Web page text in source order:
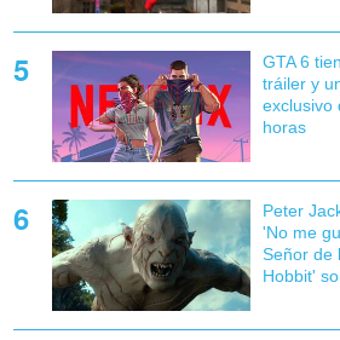
GTA 6
tráiler y
exclusivo
horas
Peter
'No me
Señor de
Hobbit'